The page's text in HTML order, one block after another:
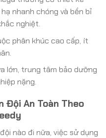
nhanh chóng và bền bỉ
nghiệt.
phân khúc cao cấp, ít
lớn, trung tâm bảo dưỡng
nặng.
Đội An Toàn Theo
nào đi nữa, việc sử dụng